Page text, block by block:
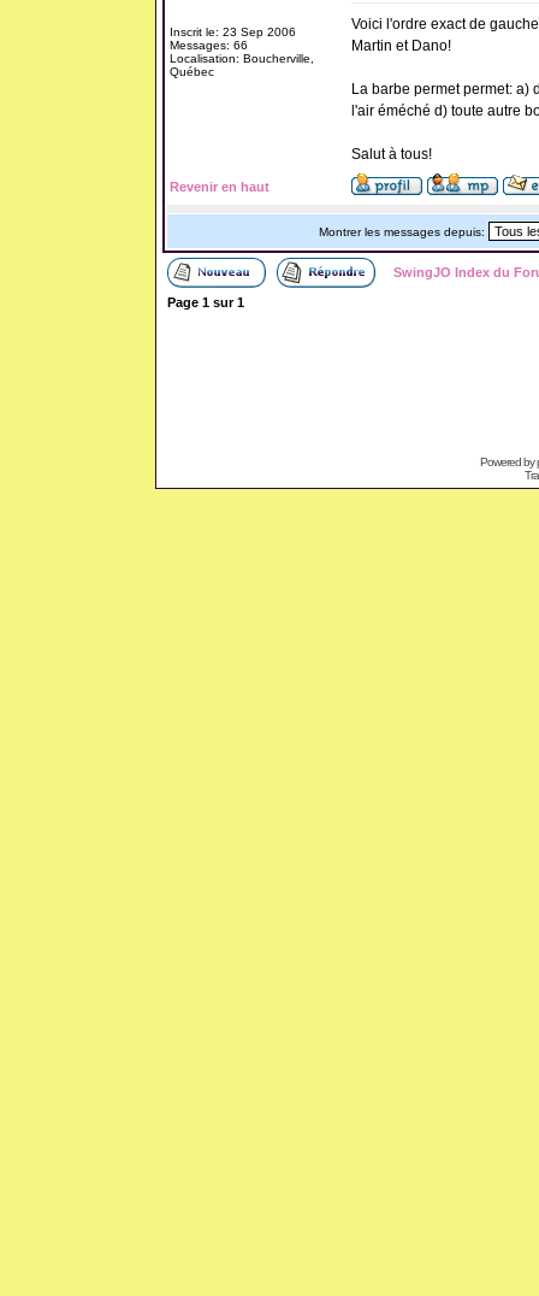
Inscrit le: 23 Sep 2006
Messages: 66
Localisation: Boucherville,
Québec
Voici l'ordre exact de
Martin et Dano!
La barbe permet permet: a)
l'air éméché d) toute autre
Salut à tous!
Revenir en haut
Montrer les messages depuis:
SwingJO Index du
Page 1sur1
Powered by